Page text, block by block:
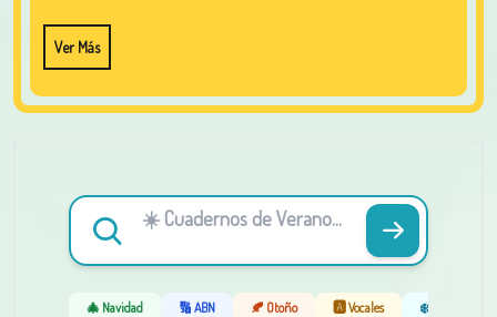
Ver Más
🎄 Navidad 🔢 ABN 🍂 Otoño 🅰️ Vocales ❄️ Invierno